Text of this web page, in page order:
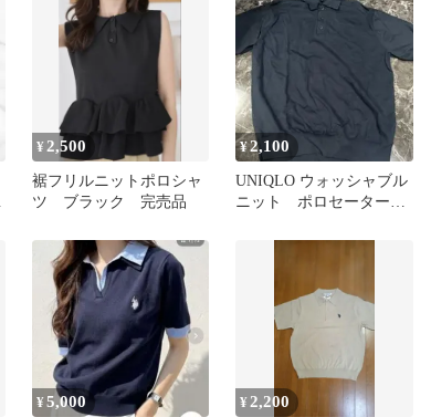
¥ 2,500
裾フリルニットポロシャ
ツ ブラック 完売品
¥2,100
UNIQLO ウォッシャブル
ニット ポロセーター
¥5,000 ¥2,200